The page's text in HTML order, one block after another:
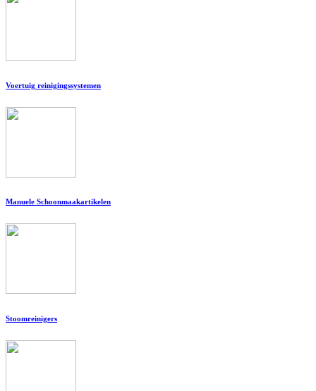
Voertuig reinigingssystemen
Manuele Schoonmaakartikelen
Stoomreinigers